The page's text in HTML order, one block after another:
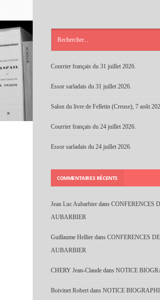
Courrier français du 31 juillet 2026.
Essor sarladais du 31 juillet 2026.
Salon du livre de Felletin (Creuse), 7 août
Courrier français du 24 juillet 2026.
Essor sarladais du 24 juillet 2026.
COMMENTAIRES RÉCENTS
Jean Luc Aubarbier dans CONFERENCES
AUBARBIER
Guillaume Hellier dans CONFERENCES
AUBARBIER
CHERY Jean-Claude dans NOTICE
Boivinet Robert dans NOTICE